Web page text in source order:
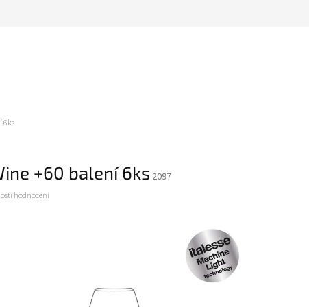
6ks
+60 balení 6ks 2097
hodnocení